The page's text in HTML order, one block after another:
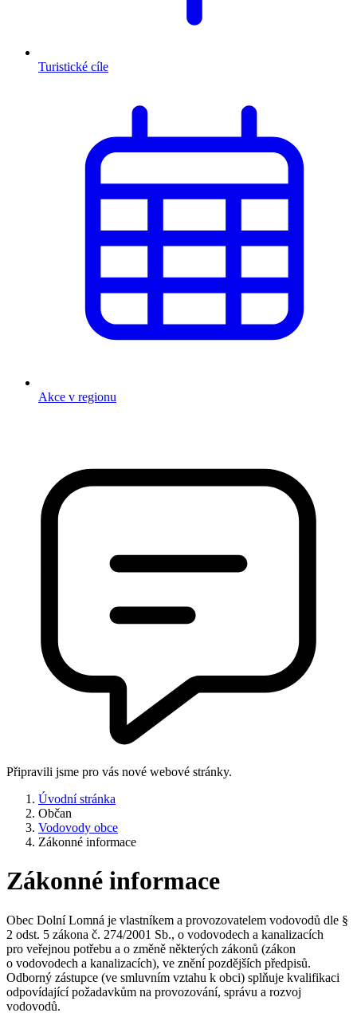
Turistické cíle
Akce v regionu
Připravili jsme pro vás nové webové stránky.
Úvodní stránka
Občan
Vodovody obce
Zákonné informace
Zákonné informace
Obec Dolní Lomná je vlastníkem a provozovatelem vodovodů dle §
2 odst. 5 zákona č. 274/2001 Sb., o vodovodech a kanalizacích
pro veřejnou potřebu a o změně některých zákonů (zákon
o vodovodech a kanalizacích), ve znění pozdějších předpisů.
Odborný zástupce (ve smluvním vztahu k obci) splňuje kvalifikaci
odpovídající požadavkům na provozování, správu a rozvoj
vodovodů.